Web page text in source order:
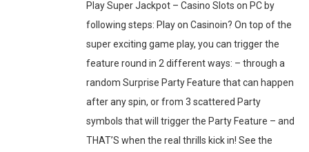
Play Super Jackpot – Casino Slots on PC by
following steps: Play on Casinoin? On top of the
super exciting game play, you can trigger the
feature round in 2 different ways: – through a
random Surprise Party Feature that can happen
after any spin, or from 3 scattered Party
symbols that will trigger the Party Feature – and
THAT’S when the real thrills kick in! See the